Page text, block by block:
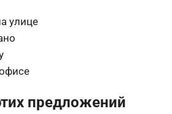
улице
предложений